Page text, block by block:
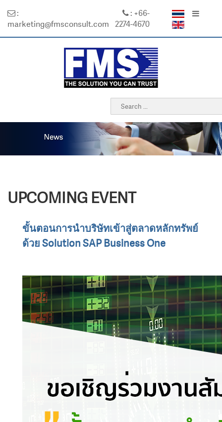
:
marketing@fmsconsult.com
: +66-
2274-4670
UPCOMING EVENT
ขั้นตอนการนำบริษัทเข้าสู่ตลาดหลักทรัพย์
ด้วย Solution SAP Business One